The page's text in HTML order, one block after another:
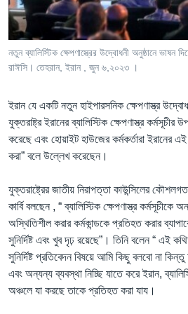
Learning English
FOLLOW US
অন্য ভাষায় ওয়েব সাইট
নতুন ব্যালিস্টিক ক্ষেপণাস্ত্রের উদ্বোধনী অনুষ্ঠানে ভাষন
রাঈসি। তেহরান, ইরান , জুন ৬,২০২৩ ।
ইরান যে একটি নতুন হাইপারসনিক ক্ষেপণাস্ত্র
যুক্তরাষ্ট্র ইরানের ব্যালিস্টিক ক্ষেপণাস্ত্র
করেছে এবং হোয়াইট হাউজের কর্মকর্তারা ইরানের
করা” বলে উল্লেখ করেছেন।
যুক্তরাষ্ট্রের জাতীয় নিরাপত্তা কাউন্সিলের
কার্বি বলছেন , “ ব্যালিস্টিক ক্ষেপণাস্ত্র
অস্থিতিশীল করার কর্মকান্ডকে প্রতিহত করার
সুনির্দিষ্ট এবং খুব দৃঢ় রয়েছে”। তিনি বলেন “ এই
সুনির্দিষ্ট প্রতিবেদন বিষয়ে আমি কিছু বলবো না
এবং অন্যন্য ব্যবস্থা নিচ্ছি যাতে করে ইরান,
অঞ্চলে যা করছে তাকে প্রতিহত করা যায।